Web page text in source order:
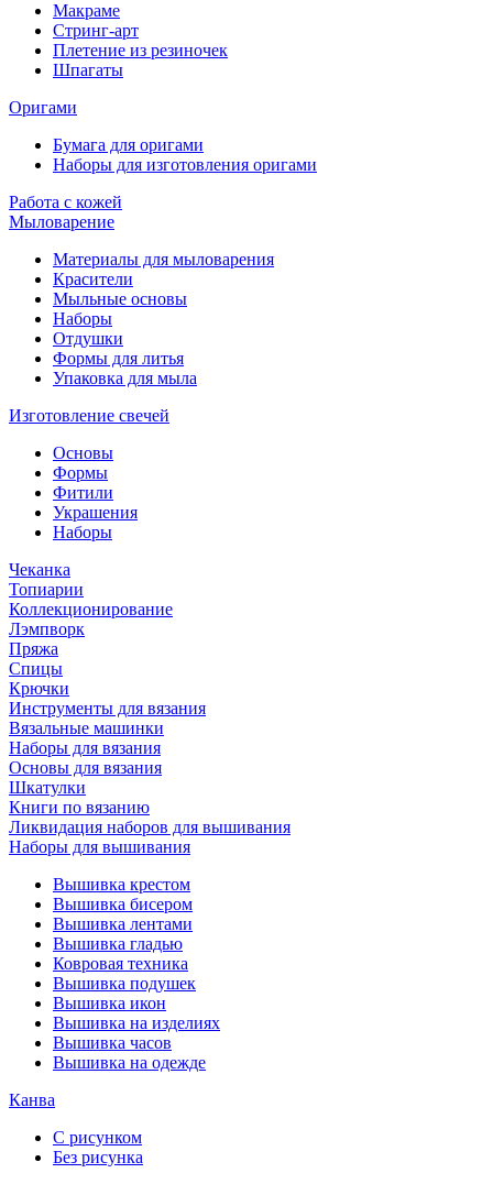
Макраме
Стринг-арт
Плетение из резиночек
Шпагаты
Оригами
Бумага для оригами
Наборы для изготовления оригами
Работа с кожей
Мыловарение
Материалы для мыловарения
Красители
Мыльные основы
Наборы
Отдушки
Формы для литья
Упаковка для мыла
Изготовление свечей
Основы
Формы
Фитили
Украшения
Наборы
Чеканка
Топиарии
Коллекционирование
Лэмпворк
Пряжа
Спицы
Крючки
Инструменты для вязания
Вязальные машинки
Наборы для вязания
Основы для вязания
Шкатулки
Книги по вязанию
Ликвидация наборов для вышивания
Наборы для вышивания
Вышивка крестом
Вышивка бисером
Вышивка лентами
Вышивка гладью
Ковровая техника
Вышивка подушек
Вышивка икон
Вышивка на изделиях
Вышивка часов
Вышивка на одежде
Канва
С рисунком
Без рисунка